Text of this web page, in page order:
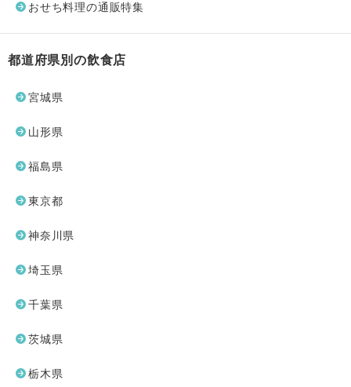
おせち料理の通販特集
都道府県別の飲食店
宮城県
山形県
福島県
東京都
神奈川県
埼玉県
千葉県
茨城県
栃木県